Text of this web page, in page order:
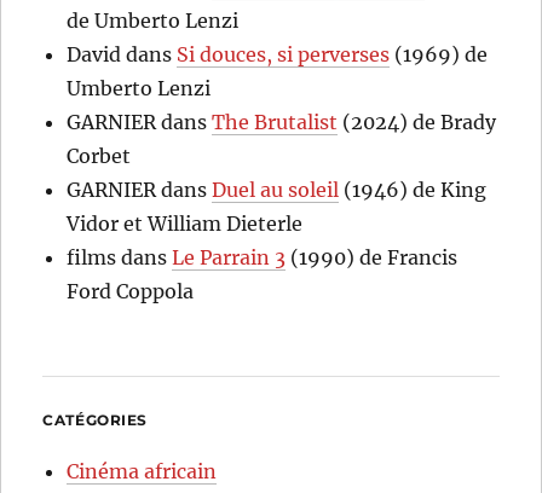
de Umberto Lenzi
David dans Si douces, si perverses (1969) de
Umberto Lenzi
GARNIER dansThe Brutalist (2024) de Brady
Corbet
GARNIER dansDuel au soleil (1946) de King
Vidor et William Dieterle
films dansLe Parrain 3 (1990) de Francis
Ford Coppola
CATÉGORIES
Cinéma africain